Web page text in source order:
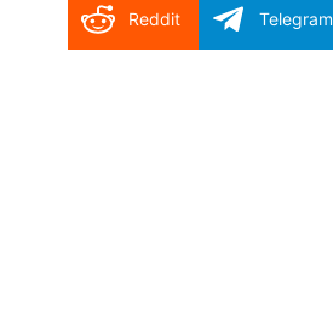
Reddit Telegram